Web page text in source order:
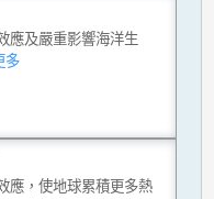
應及嚴重影響海洋生
多
應，使地球累積更多熱